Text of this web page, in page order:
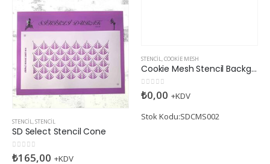
STENCIL,STENCIL
SD Select Stencil Cone
05 üzerinden
₺165,00 +KDV
STENCIL,COOKIE MESH
Cookie Mesh Stencil Background-2
05 üzerinden
₺0,00 +KDV
Stok Kodu:SDCMS002